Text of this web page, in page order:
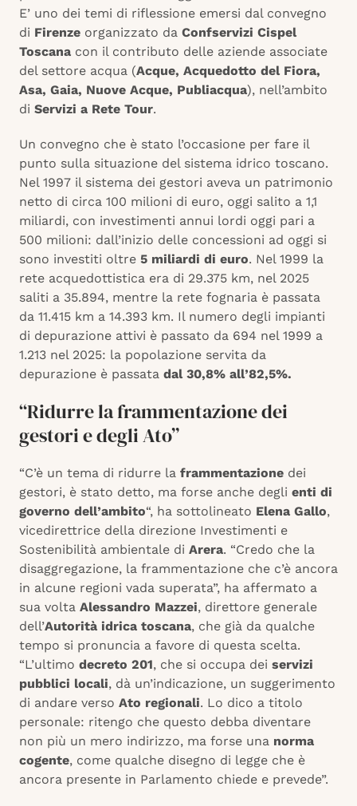
E’ uno dei temi di riflessione emersi dal convegno
di Firenze organizzato da Confservizi Cispel
Toscana con il contributo delle aziende associate
del settore acqua (Acque, Acquedotto del Fiora,
Asa, Gaia, Nuove Acque, Publiacqua), nell’ambito
di Servizi a Rete Tour.
Un convegno che è stato l’occasione per fare il
punto sulla situazione del sistema idrico toscano.
Nel 1997 il sistema dei gestori aveva un patrimonio
netto di circa 100 milioni di euro, oggi salito a 1,1
miliardi, con investimenti annui lordi oggi pari a
500 milioni: dall’inizio delle concessioni ad oggi si
sono investiti oltre 5 miliardi di euro. Nel 1999 la
rete acquedottistica era di 29.375 km, nel 2025
saliti a 35.894, mentre la rete fognaria è passata
da 11.415 km a 14.393 km. Il numero degli impianti
di depurazione attivi è passato da 694 nel 1999 a
1.213 nel 2025: la popolazione servita da
depurazione è passata dal 30,8% all’82,5%.
“Ridurre la frammentazione dei
gestori e degli Ato”
“C’è un tema di ridurre la frammentazione dei
gestori, è stato detto, ma forse anche degli enti di
governo dell’ambito“, ha sottolineato Elena Gallo,
vicedirettrice della direzione Investimenti e
Sostenibilità ambientale di Arera. “Credo che la
disaggregazione, la frammentazione che c’è ancora
in alcune regioni vada superata”, ha affermato a
sua volta Alessandro Mazzei, direttore generale
dell’Autorità idrica toscana, che già da qualche
tempo si pronuncia a favore di questa scelta.
“L’ultimo decreto 201, che si occupa dei servizi
pubblici locali, dà un’indicazione, un suggerimento
di andare verso Ato regionali. Lo dico a titolo
personale: ritengo che questo debba diventare
non più un mero indirizzo, ma forse una norma
cogente, come qualche disegno di legge che è
ancora presente in Parlamento chiede e prevede”.